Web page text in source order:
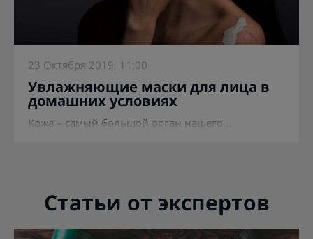
23 Октября 2019, 11:00
Увлажняющие маски для лица в
домашних условиях
Кожа – самый большой орган нашего...
Статьи от экспертов